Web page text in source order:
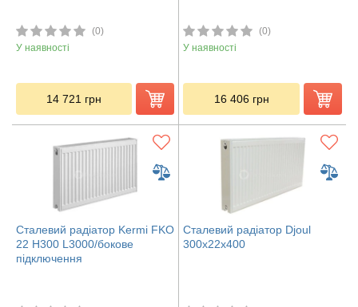
(0)
У наявності
14 721 грн
(0)
У наявності
16 406 грн
Сталевий радіатор Kermi FKO
22 H300 L3000/бокове
підключення
Сталевий радіатор Djoul
300х22х400